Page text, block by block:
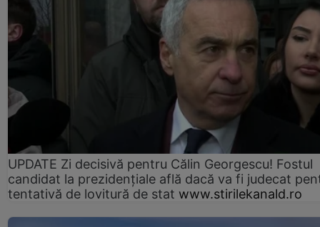
UPDATE Zi decisivă pentru Călin Georgescu! Fostul
candidat la prezidențiale află dacă va fi judecat
tentativă de lovitură de stat www.stirilekanald.ro